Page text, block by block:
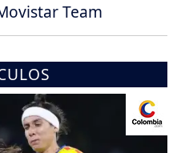
Team